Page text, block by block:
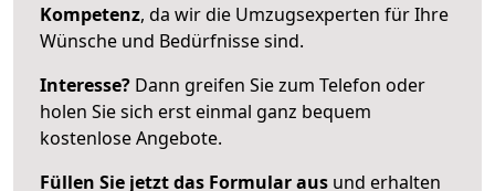
Kompetenz, da wir die Umzugsexperten für Ihre
Wünsche und Bedürfnisse sind.
Interesse? Dann greifen Sie zum Telefon oder
holen Sie sich erst einmal ganz bequem
kostenlose Angebote.
Füllen Sie jetzt das Formular aus und erhalten